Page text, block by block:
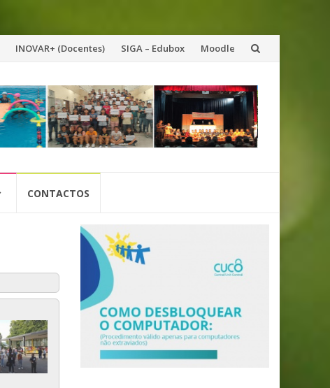
INOVAR+ (Docentes) SIGA – Edubox Moodle
CONTACTOS